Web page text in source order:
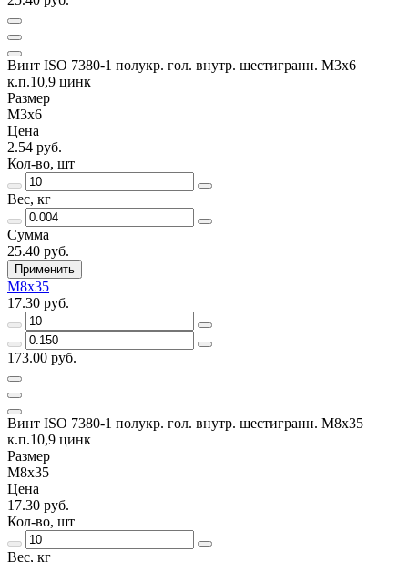
Винт ISO 7380-1 полукр. гол. внутр. шестигранн. М3х6
к.п.10,9 цинк
Размер
М3х6
Цена
2.54 руб.
Кол-во, шт
Вес, кг
Сумма
25.40 руб.
Применить
М8х35
17.30 руб.
173.00 руб.
Винт ISO 7380-1 полукр. гол. внутр. шестигранн. М8х35
к.п.10,9 цинк
Размер
М8х35
Цена
17.30 руб.
Кол-во, шт
Вес, кг